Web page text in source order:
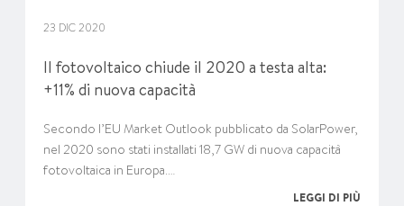
23 DIC 2020
Il fotovoltaico chiude il 2020 a testa alta:
+11% di nuova capacità
Secondo l’EU Market Outlook pubblicato da SolarPower,
nel 2020 sono stati installati 18,7 GW di nuova capacità
fotovoltaica in Europa.…
LEGGI DI PIÙ